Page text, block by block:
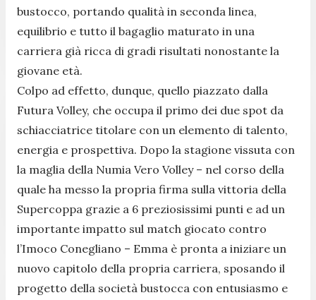
bustocco, portando qualità in seconda linea,
equilibrio e tutto il bagaglio maturato in una
carriera già ricca di gradi risultati nonostante la
giovane età.
Colpo ad effetto, dunque, quello piazzato dalla
Futura Volley, che occupa il primo dei due spot da
schiacciatrice titolare con un elemento di talento,
energia e prospettiva. Dopo la stagione vissuta con
la maglia della Numia Vero Volley – nel corso della
quale ha messo la propria firma sulla vittoria della
Supercoppa grazie a 6 preziosissimi punti e ad un
importante impatto sul match giocato contro
l’Imoco Conegliano – Emma è pronta a iniziare un
nuovo capitolo della propria carriera, sposando il
progetto della società bustocca con entusiasmo e